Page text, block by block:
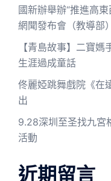
國新辦舉辦“推進高
網聞發布會（教導部
【青島故事】二寶
生涯過成童話
佟麗婭跳舞戲院《在
出
9.28深圳至圣找九宮
活動
近期留言